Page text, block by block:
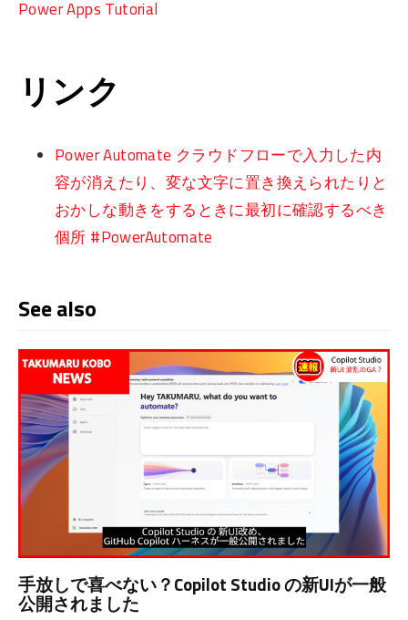
Power Apps Tutorial
リンク
Power Automate クラウドフローで入力した内
容が消えたり、変な文字に置き換えられたりと
おかしな動きをするときに最初に確認するべき
個所 #PowerAutomate
See also
手放しで喜べない？Copilot Studio の新UIが一般
公開されました